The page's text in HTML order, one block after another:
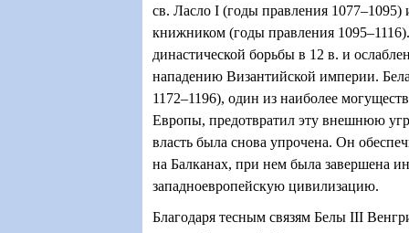
св. Ласло I (годы правления
книжником (годы правления
династической борьбы в 12 в. и
нападению Византийской империи.
1172–1196), один из наиболее
Европы, предотвратил эту внешнюю
власть была снова упрочена. Он
на Балканах, при нем была завершена
западноевропейскую цивилизацию.
Благодаря тесным связям Белы III